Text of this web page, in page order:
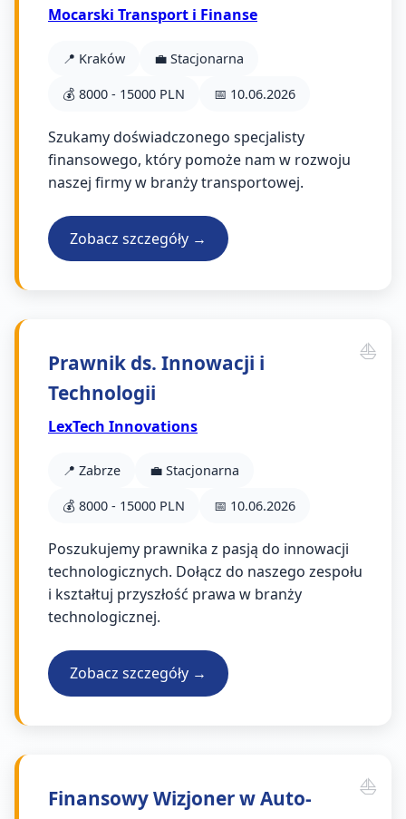
Mocarski Transport i Finanse
📍 Kraków 💼 Stacjonarna
💰 8000 - 15000 PLN 📅 10.06.2026
Szukamy doświadczonego specjalisty
finansowego, który pomoże nam w rozwoju
naszej firmy w branży transportowej.
Zobacz szczegóły →
Prawnik ds. Innowacji i
Technologii
LexTech Innovations
📍 Zabrze 💼 Stacjonarna
💰 8000 - 15000 PLN 📅 10.06.2026
Poszukujemy prawnika z pasją do innowacji
technologicznych. Dołącz do naszego zespołu
i kształtuj przyszłość prawa w branży
technologicznej.
Zobacz szczegóły →
Finansowy Wizjoner w Auto-